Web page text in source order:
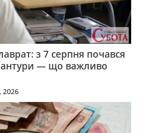
з 7 серпня почався
— що важливо
2026